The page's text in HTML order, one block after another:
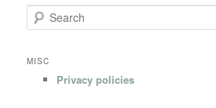
e
rMISC
Privacy policies